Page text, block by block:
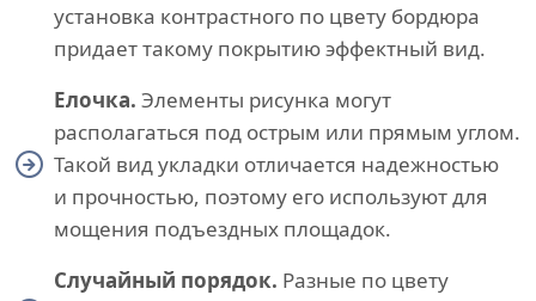
установка контрастного по цвету бордюра
придает такому покрытию эффектный вид.
Елочка. Элементы рисунка могут
располагаться под острым или прямым углом.
Такой вид укладки отличается надежностью
и прочностью, поэтому его используют для
мощения подъездных площадок.
Случайный порядок. Разные по цвету